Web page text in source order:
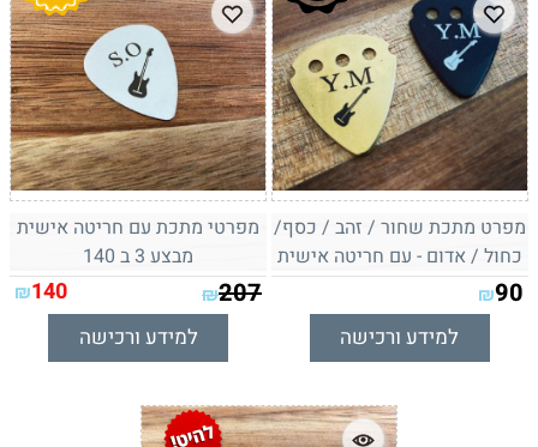
מפרט מתכת שחור / זהב / כסף/
כחול / אדום - עם חריטה אישית
₪90
למידע ורכישה
מפרטי מתכת עם חריטה אישית
מבצע 3 ב 140
₪207
₪140
למידע ורכישה